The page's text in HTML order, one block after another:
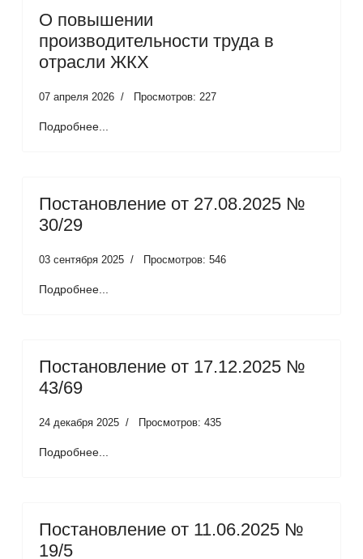
О повышении
производительности труда в
отрасли ЖКХ
07 апреля 2026 Просмотров: 227
Подробнее...
Постановление от 27.08.2025 №
30/29
03 сентября 2025 Просмотров: 546
Подробнее...
Постановление от 17.12.2025 №
43/69
24 декабря 2025 Просмотров: 435
Подробнее...
Постановление от 11.06.2025 №
19/5